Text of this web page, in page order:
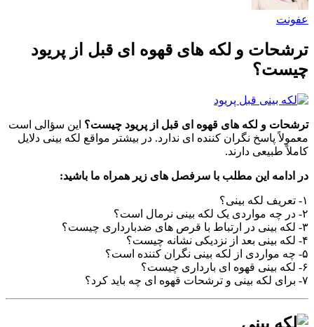
عفونت
ترشحات و لکه های قهوه ای قبل از پریود
چیست؟
ترشحات و لکه های قهوه ای قبل از پریود چیست؟ این سؤالی است
معمولاً پاسخ نگران کننده ای ندارد. در بیشتر مواقع لکه بینی دلایل
کاملاً طبیعی دارند.
در ادامه این مطلب با سرفصل های زیر همراه ما باشید:
۱- تعریف لکه بینی؟
۲- در چه مواردی یک لکه بینی نرمال است؟
۳- لکه بینی در ارتباط با قرص های ضدبارداری چیست؟
۴- لکه بینی بعد از نزدیکی نشانه چیست؟
۵- چه مواردی از لکه بینی نگران کننده است؟
۶- لکه بینی قهوه ای بارداری چیست؟
۷- برای لکه بینی و ترشحات قهوه ای چه باید کرد؟